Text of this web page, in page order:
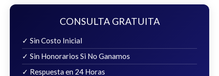
CONSULTA GRATUITA
✓ Sin Costo Inicial
✓ Sin Honorarios Si No Ganamos
✓ Respuesta en 24 Horas